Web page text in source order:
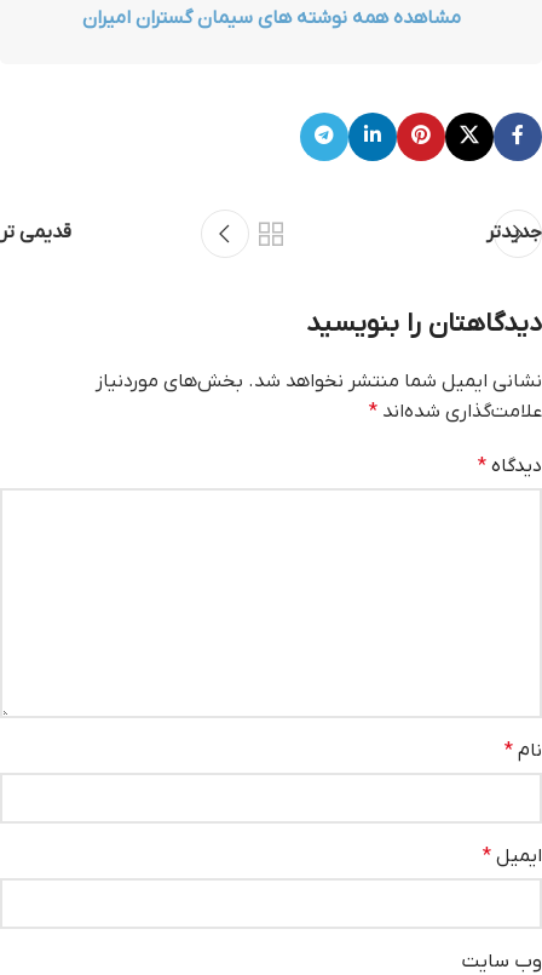
مشاهده همه نوشته های سیمان گستران امیران
جدیدتر قدیمی تر
دیدگاهتان را بنویسید
نشانی ایمیل شما منتشر نخواهد شد. بخش‌های موردنیاز
علامت‌گذاری شده‌اند *
دیدگاه *
نام *
ایمیل *
وب‌ سایت